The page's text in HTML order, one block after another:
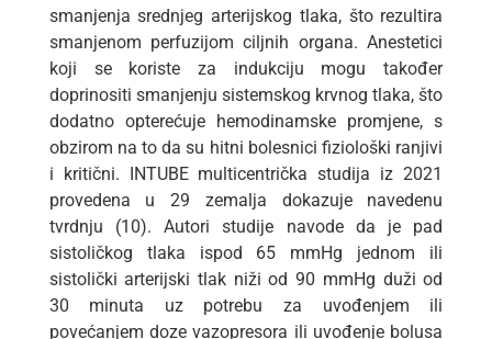
smanjenja srednjeg arterijskog tlaka, što rezultira
smanjenom perfuzijom ciljnih organa. Anestetici
koji se koriste za indukciju mogu također
doprinositi smanjenju sistemskog krvnog tlaka, što
dodatno opterećuje hemodinamske promjene, s
obzirom na to da su hitni bolesnici fiziološki ranjivi
i kritični. INTUBE multicentrička studija iz 2021
provedena u 29 zemalja dokazuje navedenu
tvrdnju (10). Autori studije navode da je pad
sistoličkog tlaka ispod 65 mmHg jednom ili
sistolički arterijski tlak niži od 90 mmHg duži od
30 minuta uz potrebu za uvođenjem ili
povećanjem doze vazopresora ili uvođenje bolusa